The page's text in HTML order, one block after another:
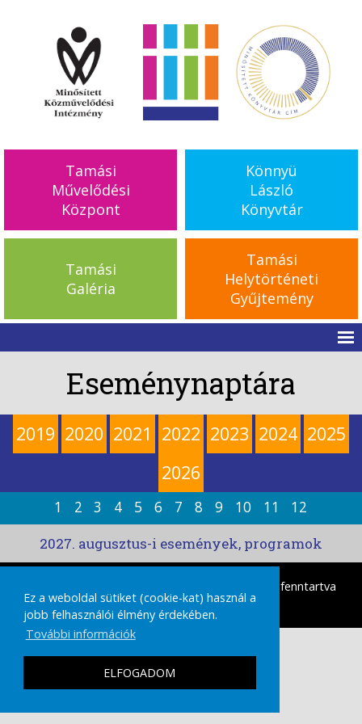
Ez a weboldal sütiket (cookie-kat) használ a
jobb felhasználói élmény érdekében.
További információk
ELFOGADOM
Tamási
Művelődési
Központ
Könnyü
László
Könyvtár
Tamási
Galéria
Tamási
Helytörténeti
Gyűjtemény
Eseménynaptára
2019 2020 2021 2022 2023 2024 2025
2026
1 2 3 4 5 6 7 8 9 10 11
12
2027. augusztus-i események, programok
Copyright © 2026 Minden Jog fenntartva
IMPRESSZUM|ADATVÉDELMI TÁJÉKOZTATÓ